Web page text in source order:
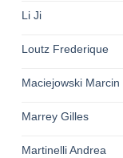
Li Ji
Loutz Frederique
Maciejowski Marcin
Marrey Gilles
Martinelli Andrea